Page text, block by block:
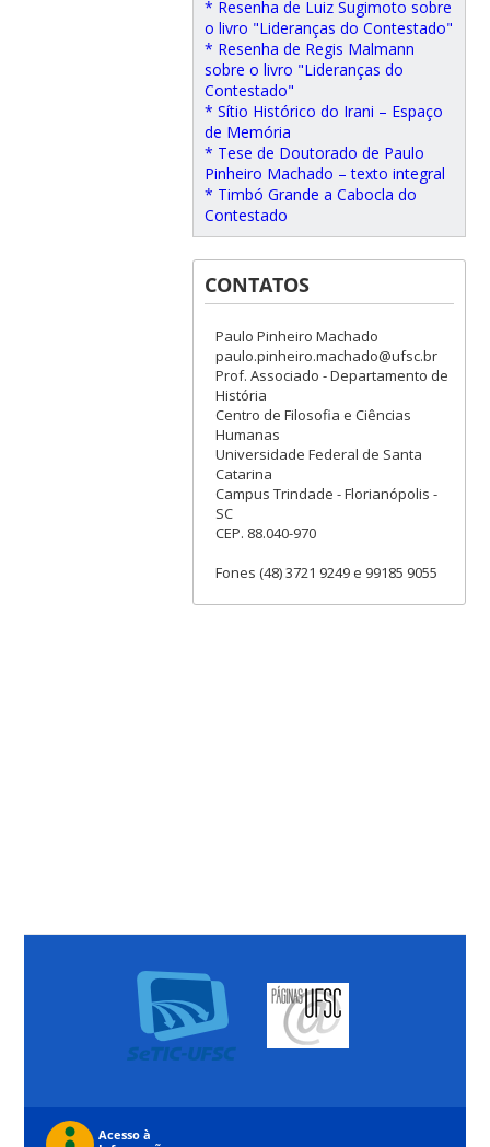
* Resenha de Luiz Sugimoto sobre
o livro "Lideranças do Contestado"
* Resenha de Regis Malmann
sobre o livro "Lideranças do
Contestado"
* Sítio Histórico do Irani – Espaço
de Memória
* Tese de Doutorado de Paulo
Pinheiro Machado – texto integral
* Timbó Grande a Cabocla do
Contestado
CONTATOS
Paulo Pinheiro Machado
paulo.pinheiro.machado@ufsc.br
Prof. Associado - Departamento de
História
Centro de Filosofia e Ciências
Humanas
Universidade Federal de Santa
Catarina
Campus Trindade - Florianópolis -
SC
CEP. 88.040-970
Fones (48) 3721 9249 e 99185 9055